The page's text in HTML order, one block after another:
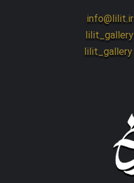
info@lilit.ir
lilit_gallery
lilit_gallery